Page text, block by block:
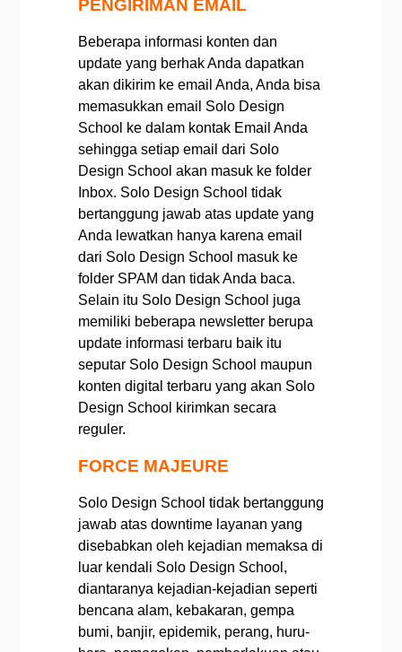
PENGIRIMAN EMAIL
Beberapa informasi konten dan
update yang berhak Anda dapatkan
akan dikirim ke email Anda, Anda bisa
memasukkan email Solo Design
School ke dalam kontak Email Anda
sehingga setiap email dari Solo
Design School akan masuk ke folder
Inbox. Solo Design School tidak
bertanggung jawab atas update yang
Anda lewatkan hanya karena email
dari Solo Design School masuk ke
folder SPAM dan tidak Anda baca.
Selain itu Solo Design School juga
memiliki beberapa newsletter berupa
update informasi terbaru baik itu
seputar Solo Design School maupun
konten digital terbaru yang akan Solo
Design School kirimkan secara
reguler.
FORCE MAJEURE
Solo Design School tidak bertanggung
jawab atas downtime layanan yang
disebabkan oleh kejadian memaksa di
luar kendali Solo Design School,
diantaranya kejadian-kejadian seperti
bencana alam, kebakaran, gempa
bumi, banjir, epidemik, perang, huru-